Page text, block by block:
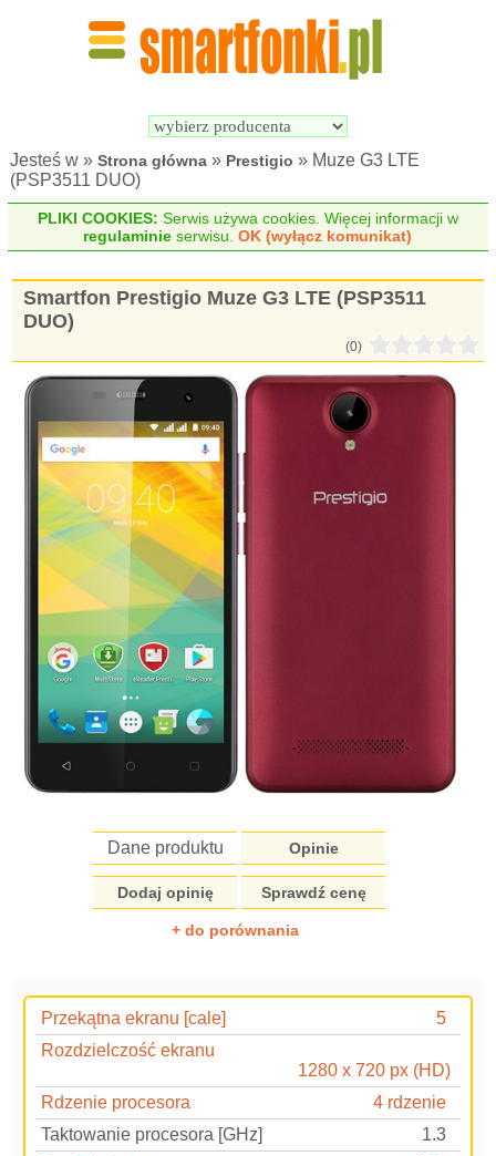
Jesteś w »Strona główna » Prestigio » Muze G3 LTE
(PSP3511 DUO)
PLIKI COOKIES: Serwis używa cookies. Więcej informacji w
regulaminie serwisu.OK (wyłącz komunikat)
Smartfon Prestigio Muze G3 LTE (PSP3511
DUO)
(0)
Dane produktu Opinie
Dodaj opinię Sprawdź cenę
+ do porównania
Przekątna ekranu [cale]
5
Rozdzielczość ekranu
1280 x 720 px (HD)
Rdzenie procesora
4 rdzenie
Taktowanie procesora [GHz]
1.3